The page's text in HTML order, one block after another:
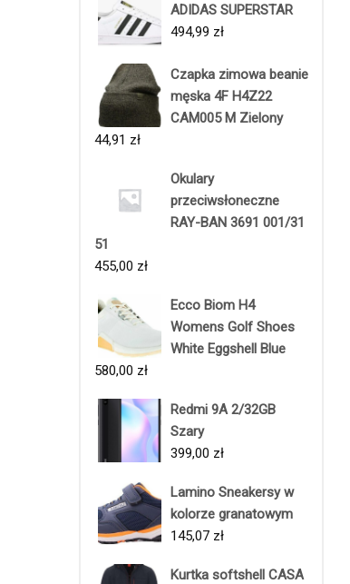
ADIDAS SUPERSTAR
494,99 zł
Czapka zimowa beanie
męska 4F H4Z22
CAM005 M Zielony
44,91 zł
Okulary
przeciwsłoneczne
RAY-BAN 3691 001/31
51
455,00 zł
Ecco Biom H4
Womens Golf Shoes
White Eggshell Blue
580,00 zł
Redmi 9A 2/32GB
Szary
399,00 zł
Lamino Sneakersy w
kolorze granatowym
145,07 zł
Kurtka softshell CASA